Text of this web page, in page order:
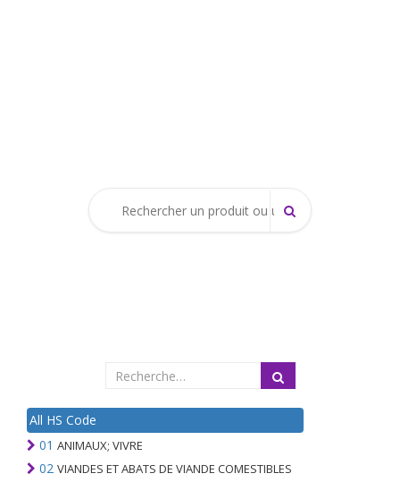
All HS Code
01 ANIMAUX; VIVRE
02 VIANDES ET ABATS DE VIANDE COMESTIBLES